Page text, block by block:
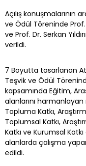
Açılış konuşmalarının
ve Ödül Töreninde Prof.
ve Prof. Dr. Serkan
verildi.
7 Boyutta tasarlanan
Teşvik ve Ödül
kapsamında Eğitim,
alanlarını
Topluma Katkı,
Toplumsal Katkı,
Katkı ve Kurumsal
alanlarda çalışma
edildi.